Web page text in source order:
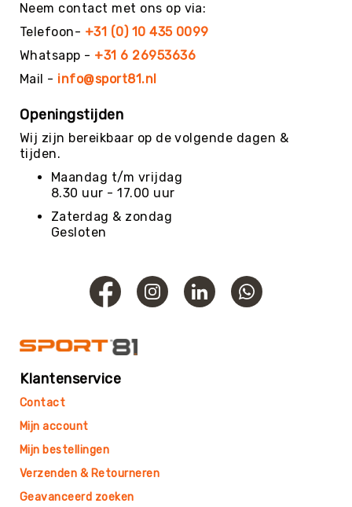
Vechtsport
&
Zelfverdediging
Volleybal
Waterpolo
Yoga
Meditatie
Yogamatten
Bolsters
KinderYoga
Meditatiekussens
Pakketten
Yogamat
reiniging
Zeskamp
Zwemmen
BALLEN
Neem contact met ons op via:
Telefoon- +31 (0) 10 435 0099
Whatsapp - +31 6 26953636
Mail - info@sport81.nl
Openingstijden
Wij zijn bereikbaar op de volgende dagen &
tijden.
Maandag t/m vrijdag
8.30 uur - 17.00 uur
Zaterdag & zondag
Gesloten
Klantenservice
Contact
Mijn account
Mijn bestellingen
Verzenden & Retourneren
Geavanceerd zoeken